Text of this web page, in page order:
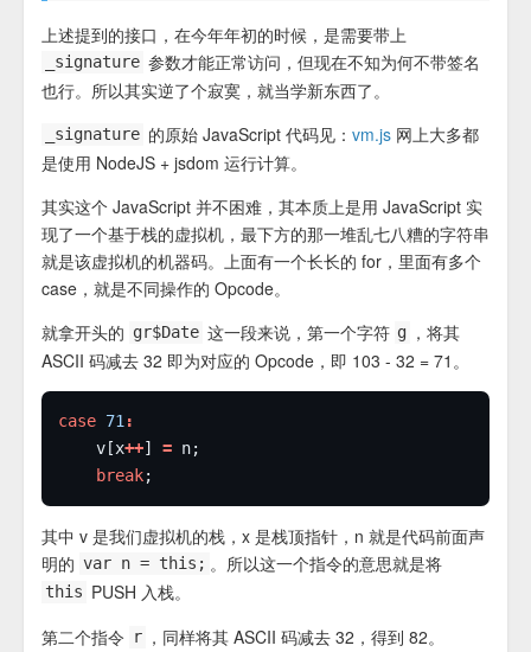
上述提到的接口，在今年年初的时候，是需要带上
_signature 参数才能正常访问，但现在不知为何不带签名
也行。所以其实逆了个寂寞，就当学新东西了。
_signature 的原始 JavaScript 代码见： vm.js网上大多都
是使用 NodeJS + jsdom 运行计算。
其实这个 JavaScript 并不困难，其本质上是用 JavaScript 实
现了一个基于栈的虚拟机，最下方的那一堆乱七八糟的字符串
就是该虚拟机的机器码。上面有一个长长的 for，里面有多个
case，就是不同操作的 Opcode。
就拿开头的 gr$Date 这一段来说，第一个字符 g ，将其
ASCII 码减去 32 即为对应的 Opcode，即 103 - 32 = 71。
case 71 :
	v[x
++] =
break
其中 v 是我们虚拟机的栈，x 是栈顶指针，n 就是代码前面声
明的 var n = this; 。所以这一个指令的意思就是将
this PUSH 入栈。
第二个指令
r ，同样将其 ASCII 码减去 32，得到 82。